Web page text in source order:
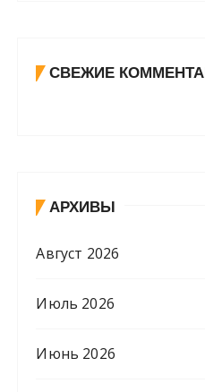
СВЕЖИЕ
АРХИВЫ
Август 2026
Июль 2026
Июнь 2026